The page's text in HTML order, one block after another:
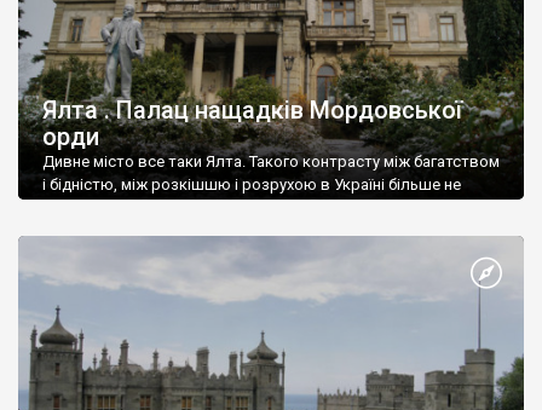
Ялта . Палац нащадків Мордовської
орди
Дивне місто все таки Ялта. Такого контрасту між багатством
і бідністю, між розкішшю і розрухою в Україні більше не